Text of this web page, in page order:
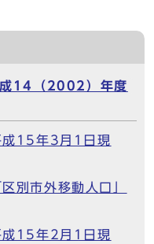
14（2002）年度
成15年3月1日現
別市外移動人口」
成15年2月1日現